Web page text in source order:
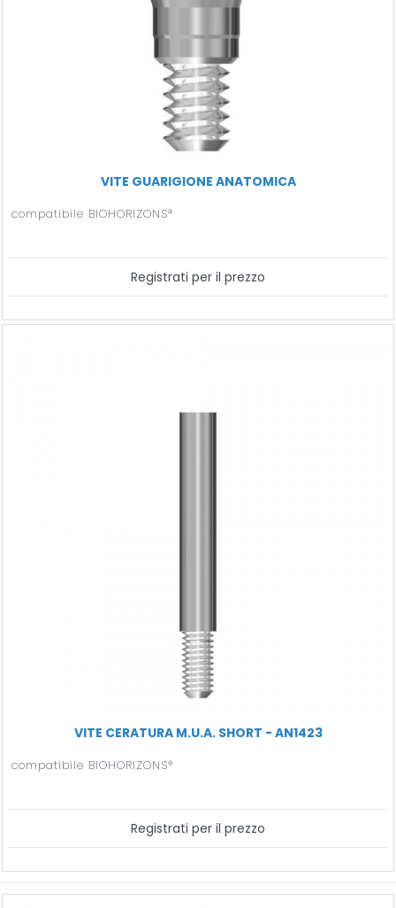
VITE GUARIGIONE ANATOMICA
compatibile BIOHORIZONS®
Registrati per il prezzo
VITE CERATURA M.U.A. SHORT - AN1423
compatibile BIOHORIZONS®
Registrati per il prezzo